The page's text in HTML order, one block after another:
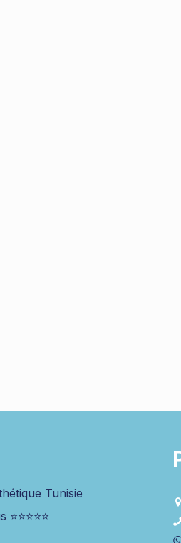
Tunisie